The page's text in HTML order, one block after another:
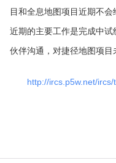
目和全息地图项目近期不
近期的主要工作是完成中
伙伴沟通，对捷径地图项目
http://ircs.p5w.net/